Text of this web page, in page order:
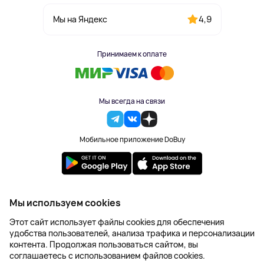
Мы на Яндекс 4,9
Принимаем к оплате
Мы всегда на связи
Мобильное приложение DoBuy
2023-2026 © DoBuy. Все права защищены
Правила обработки персональных данных
Пользовательское соглашение
Оферта
Создание сайта – NetLab
Мы используем cookies
Этот сайт использует файлы cookies для обеспечения
удобства пользователей, анализа трафика и персонализации
контента. Продолжая пользоваться сайтом, вы
соглашаетесь с использованием файлов cookies.